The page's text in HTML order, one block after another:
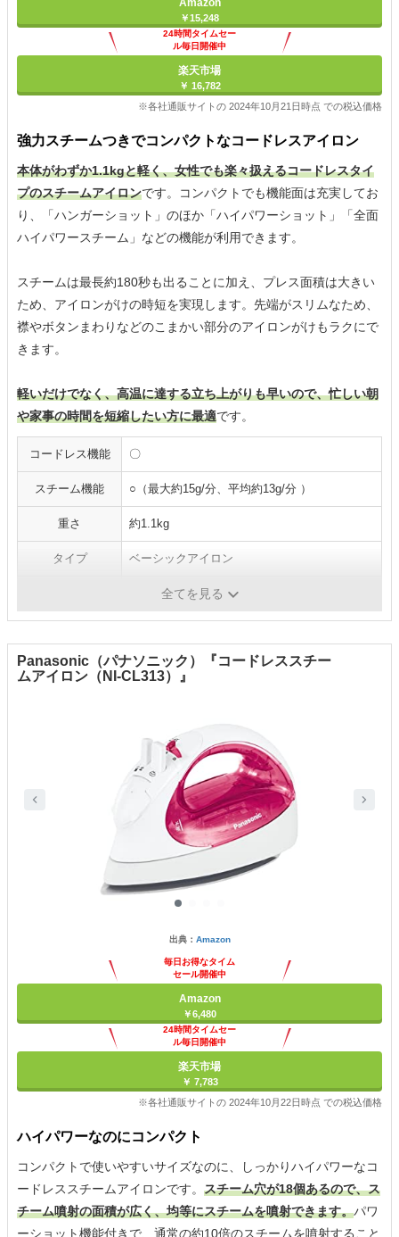
￥15,248
24時間タイムセー
ル毎日開催中
楽天市場
￥ 16,782
※各社通販サイトの 2024年10月21日時点 での税込価格
強力スチームつきでコンパクトなコードレスアイロン
本体がわずか1.1kgと軽く、女性でも楽々扱えるコードレスタイ
プのスチームアイロンです。コンパクトでも機能面は充実してお
り、「ハンガーショット」のほか「ハイパワーショット」「全面
ハイパワースチーム」などの機能が利用できます。
スチームは最長約180秒も出ることに加え、プレス面積は大きい
ため、アイロンがけの時短を実現します。先端がスリムなため、
襟やボタンまわりなどのこまかい部分のアイロンがけもラクにで
きます。
軽いだけでなく、高温に達する立ち上がりも早いので、忙しい朝
や家事の時間を短縮したい方に最適です。
コードレス機能 〇
スチーム機能 ○（最大約15g/分、平均約13g/分 ）
重さ 約1.1kg
タイプ ベーシックアイロン
スタンド全てを見る
Panasonic（パナソニック）『コードレススチー
ムアイロン（NI-CL313）』
出典： Amazon
毎日お得なタイム
セール開催中
Amazon
￥6,480
24時間タイムセー
ル毎日開催中
楽天市場
￥ 7,783
※各社通販サイトの 2024年10月22日時点 での税込価格
ハイパワーなのにコンパクト
コンパクトで使いやすいサイズなのに、しっかりハイパワーなコ
ードレススチームアイロンです。 スチーム穴が18個あるので、ス
チーム噴射の面積が広く、均等にスチームを噴射できます。パワ
ーショット機能付きで、通常の約10倍のスチームを噴射すること